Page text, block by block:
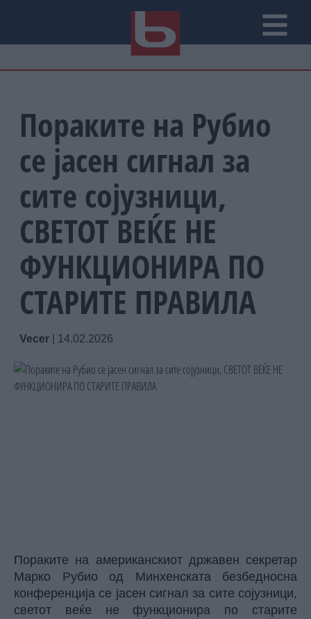
Пораките на Рубио
се јасен сигнал за
сите сојузници,
СВЕТОТ ВЕЌЕ НЕ
ФУНКЦИОНИРА ПО
СТАРИТЕ ПРАВИЛА
Vecer 14.02.2026
Пораките на американскиот државен секретар
Марко Рубио од Минхенската безбедносна
конференција се јасен сигнал за сите сојузници,
светот веќе не функционира по старите